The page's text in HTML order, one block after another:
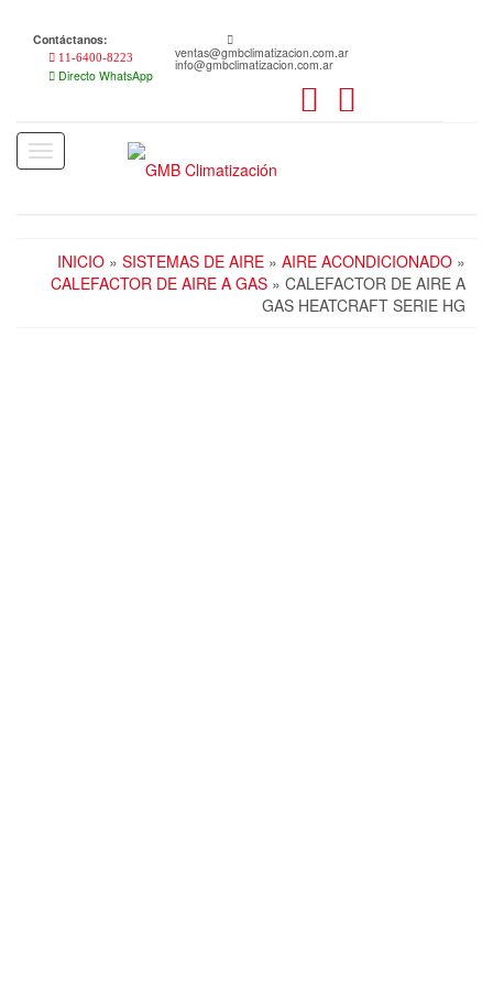
content
Contáctanos:
11-6400-8223
Directo WhatsApp
ventas@gmbclimatizacion.com.ar
info@gmbclimatizacion.com.ar
Toggle
navigation
INICIO » SISTEMAS DE AIRE » AIRE ACONDICIONADO »
CALEFACTOR DE AIRE A GAS » CALEFACTOR DE AIRE A
GAS HEATCRAFT SERIE HG